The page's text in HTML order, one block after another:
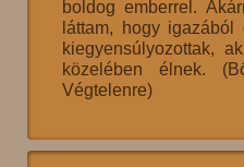
boldog emberrel.
láttam, hogy
kiegyensúlyozottak,
közelében élnek.
Végtelenre)